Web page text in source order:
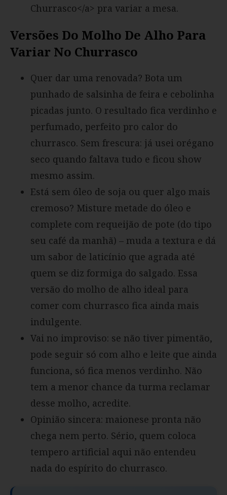
Churrasco</a> pra variar a mesa.
Versões Do Molho De Alho Para
Variar No Churrasco
Quer dar uma renovada? Bota um
punhado de salsinha de feira e cebolinha
picadas junto. O resultado fica verdinho e
perfumado, perfeito pro calor do
churrasco. Sem frescura: já usei orégano
seco quando faltava tudo e ficou show
mesmo assim.
Está sem óleo de soja ou quer algo mais
cremoso? Misture metade do óleo e
complete com requeijão de pote (do tipo
seu café da manhã) – muda a textura e dá
um sabor de laticínio que agrada até
quem se diz formiga do salgado. Essa
versão do molho de alho ideal para
comer com churrasco fica ainda mais
indulgente.
Vai no improviso: se não tiver pimentão,
pode seguir só com alho e leite que ainda
funciona, só fica menos verdinho. Não
tem a menor chance da turma reclamar
desse molho, acredite.
Opinião sincera: maionese pronta não
chega nem perto. Sério, quem coloca
tempero artificial aqui não entendeu
nada do espírito do churrasco.